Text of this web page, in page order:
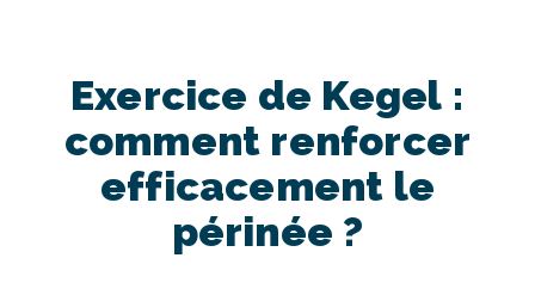
Exercice de Kegel :
comment renforcer
efficacement le
périnée ?